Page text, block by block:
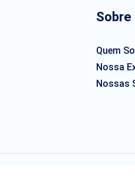
Sobre
Quem
Nossa
Nossas